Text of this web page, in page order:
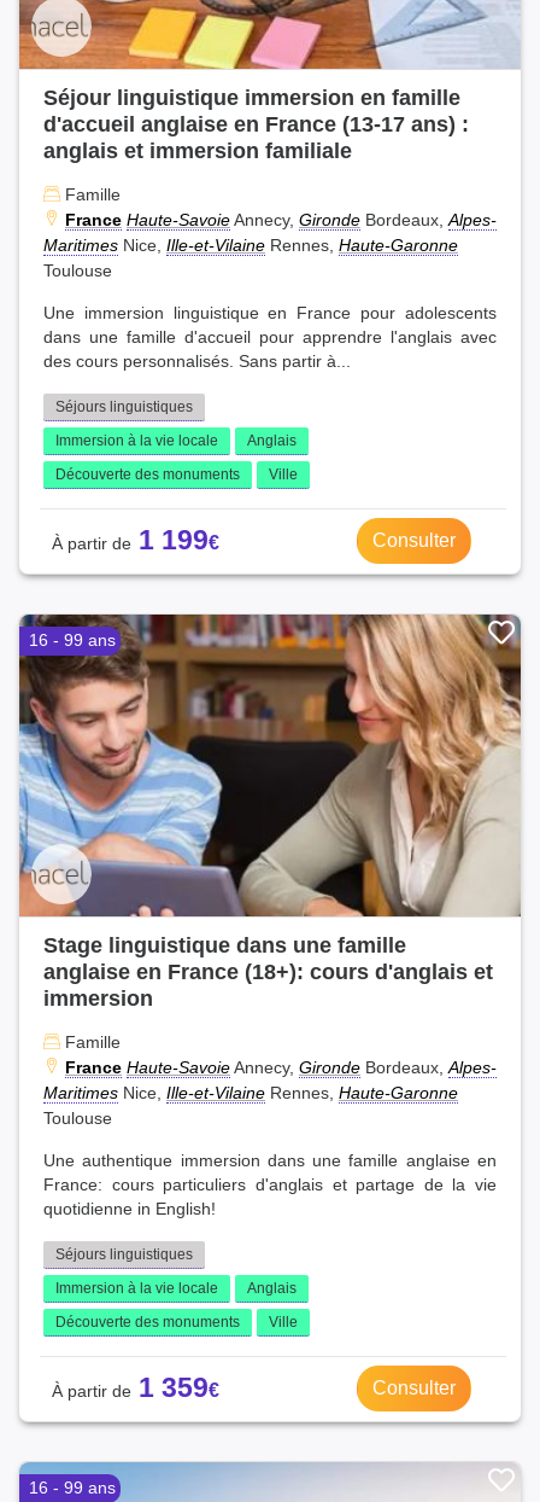
Thorigné-Fouillard(1)
Val d'Anast(1)
Val-Couesnon(1)
Val-d'Izé(2)
Vern-sur-Seiche(3) Vezin-le-Coquet(1)
Séjour linguistique immersion en famille
d'accueil anglaise en France (13-17 ans) :
anglais et immersion familiale
Famille
France Haute-SavoieAnnecy, Gironde Bordeaux, Alpes-
Maritimes Nice, Ille-et-Vilaine Rennes, Haute-Garonne
Toulouse
Une immersion linguistique en France pour adolescents
dans une famille d'accueil pour apprendre l'anglais avec
des cours personnalisés. Sans partir à...
Séjours linguistiques
Immersion à la vie locale
Anglais
Découverte des monuments
Ville
1 199 Consulter
16 - 99 ans
Stage linguistique dans une famille
anglaise en France (18+): cours d'anglais et
immersion
Famille
France Haute-SavoieAnnecy, Gironde Bordeaux, Alpes-
Maritimes Nice, Ille-et-Vilaine Rennes, Haute-Garonne
Toulouse
Une authentique immersion dans une famille anglaise en
France: cours particuliers d'anglais et partage de la vie
quotidienne in English!
Séjours linguistiques
Immersion à la vie locale
Anglais
Découverte des monuments
Ville
1 359 Consulter
16 - 99 ans